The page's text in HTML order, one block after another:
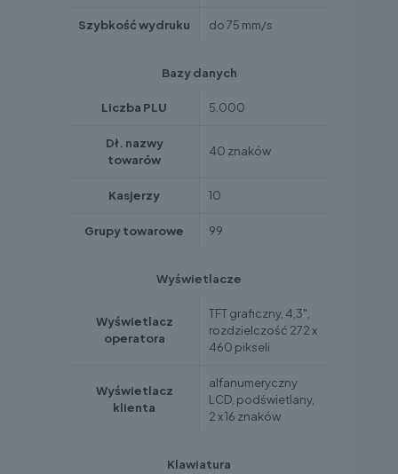
Szybkość wydruku do 75 mm/s
Bazy danych
Liczba PLU 5.000
Dł. nazwy
towarów
40 znaków
Kasjerzy 10
Grupy towarowe 99
Wyświetlacze
Wyświetlacz
operatora
TFT graficzny, 4,3",
rozdzielczość 272 x
460 pikseli
Wyświetlacz
klienta
alfanumeryczny
LCD, podświetlany,
2 x 16 znaków
Klawiatura